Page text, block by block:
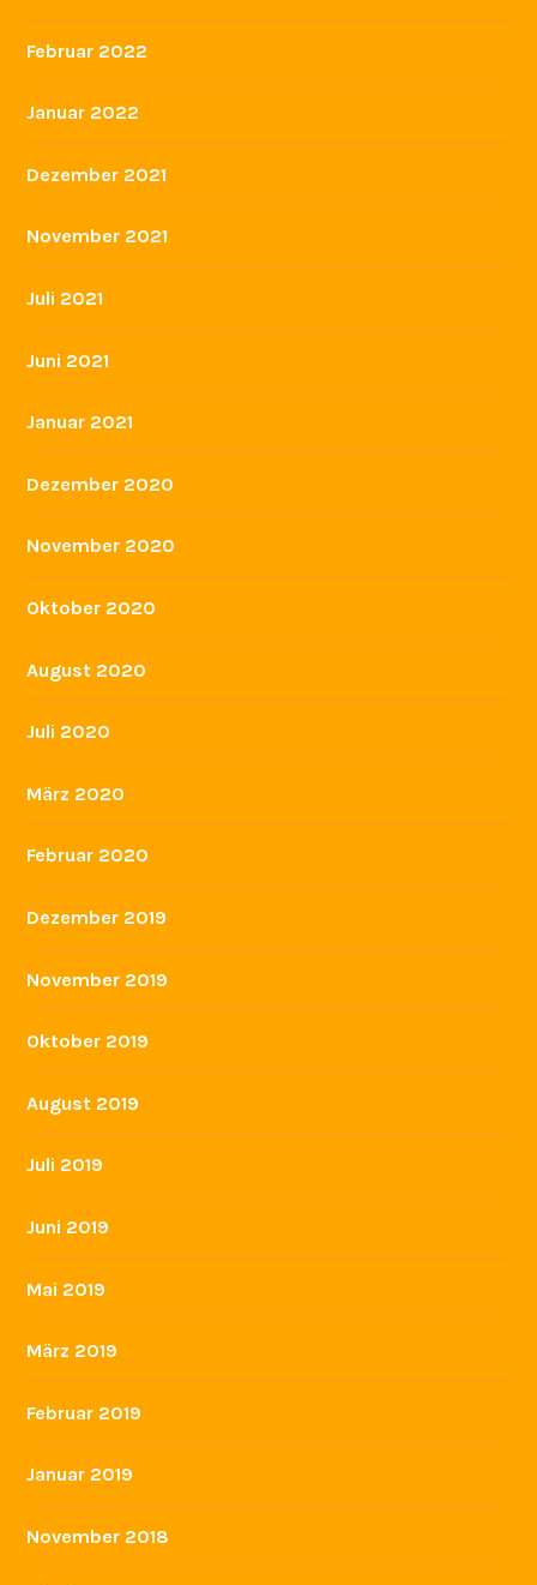
Februar 2022
Januar 2022
Dezember 2021
November 2021
Juli 2021
Juni 2021
Januar 2021
Dezember 2020
November 2020
Oktober 2020
August 2020
Juli 2020
März 2020
Februar 2020
Dezember 2019
November 2019
Oktober 2019
August 2019
Juli 2019
Juni 2019
Mai 2019
März 2019
Februar 2019
Januar 2019
November 2018